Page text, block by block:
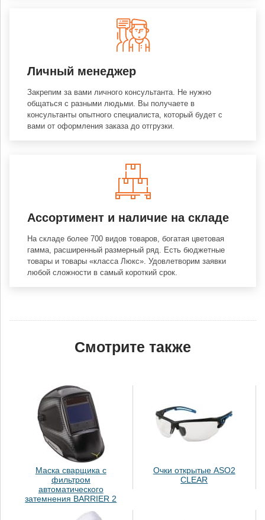
Личный менеджер
Закрепим за вами личного консультанта. Не нужно
общаться с разными людьми. Вы получаете в
консультанты опытного специалиста, который будет с
вами от оформления заказа до отгрузки.
Ассортимент и наличие на складе
На складе более 700 видов товаров, богатая цветовая
гамма, расширенный размерный ряд. Есть бюджетные
товары и товары «класса Люкс». Удовлетворим заявки
любой сложности в самый короткий срок.
Смотрите также
Маска сварщика с
фильтром
автоматического
затемнения BARRIER 2
Очки открытые ASO2
CLEAR